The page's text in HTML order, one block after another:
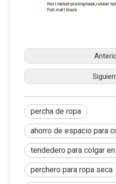
percha de ropa
ahorro de espacio para
tendedero para colgar
perchero para ropa seca